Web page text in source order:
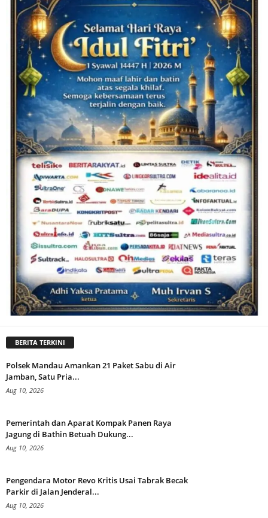
BERITA TERKINI
Polsek Mandau Amankan 21 Paket Sabu di Air
Jamban, Satu Pria...
Aug 10, 2026
Pemerintah dan Aparat Kompak Panen Raya
Jagung di Bathin Betuah Dukung...
Aug 10, 2026
Pengendara Motor Revo Kritis Usai Tabrak Becak
Parkir di Jalan Jenderal...
Aug 10, 2026